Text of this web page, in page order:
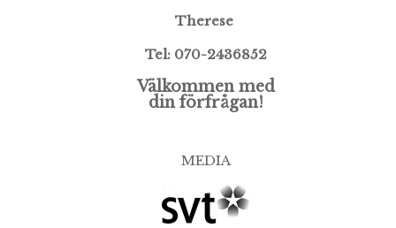
Therese
Tel: 070-2436852
Välkommen med
din förfrågan!
MEDIA